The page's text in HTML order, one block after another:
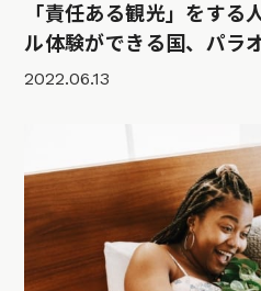
「責任ある観光」をする
ル体験ができる国、パラ
2022.06.13